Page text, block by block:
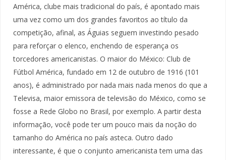
América, clube mais tradicional do país, é apontado mais
uma vez como um dos grandes favoritos ao título da
competição, afinal, as Águias seguem investindo pesado
para reforçar o elenco, enchendo de esperança os
torcedores americanistas. O maior do México: Club de
Fútbol América, fundado em 12 de outubro de 1916 (101
anos), é administrado por nada mais nada menos do que a
Televisa, maior emissora de televisão do México, como se
fosse a Rede Globo no Brasil, por exemplo. A partir desta
informação, você pode ter um pouco mais da noção do
tamanho do América no país asteca. Outro dado
interessante, é que o conjunto americanista tem uma das